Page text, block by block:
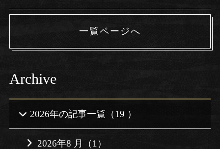
一覧ページへ
Archive
2026年の記事一覧（19 ）
2026年8 月（1）